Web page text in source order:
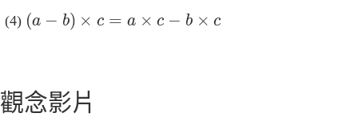
(a − b) × c = a × c − b × c
(a )× c = a× −b ×c
觀念影片